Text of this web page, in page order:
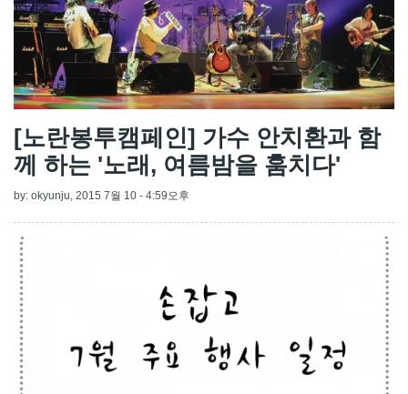
[노란봉투캠페인] 가수 안치환과 함
께 하는 '노래, 여름밤을 훔치다'
by: okyunju , 2015 7월 10 - 4:59오후